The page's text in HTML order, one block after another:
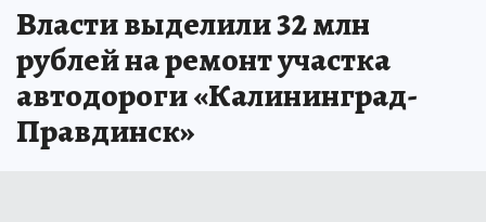
Власти выделили 32 млн
рублей на ремонт участка
автодороги «Калининград-
Правдинск»